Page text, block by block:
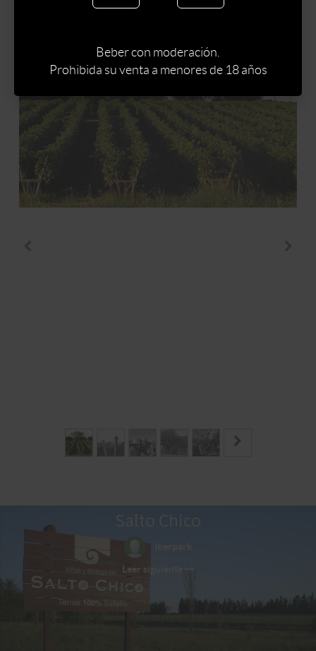
Leer siguiente
Beber con moderación.
Prohibida su venta a menores de 18 años